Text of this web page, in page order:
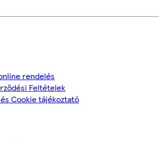
rendelés
Feltételek
Cookie tájékoztató